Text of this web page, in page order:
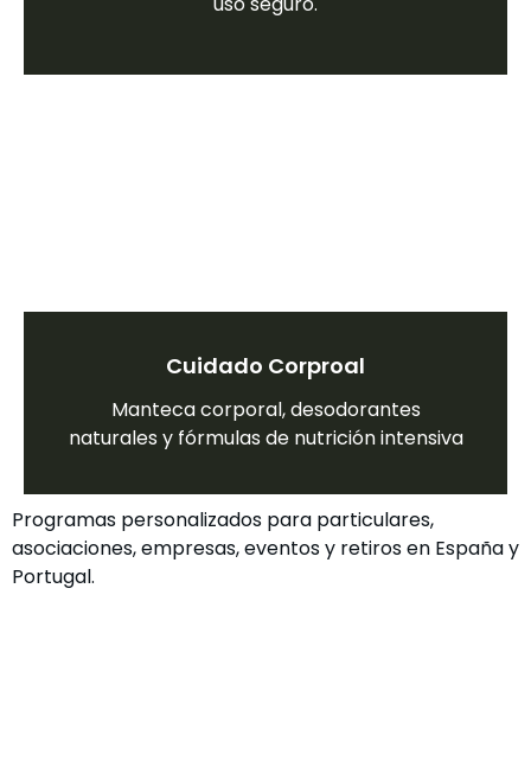
Cuidado Corproal
Manteca corporal, desodorantes
naturales y fórmulas de nutrición intensiva
Programas personalizados para particulares,
asociaciones, empresas, eventos y retiros en España y
Portugal.